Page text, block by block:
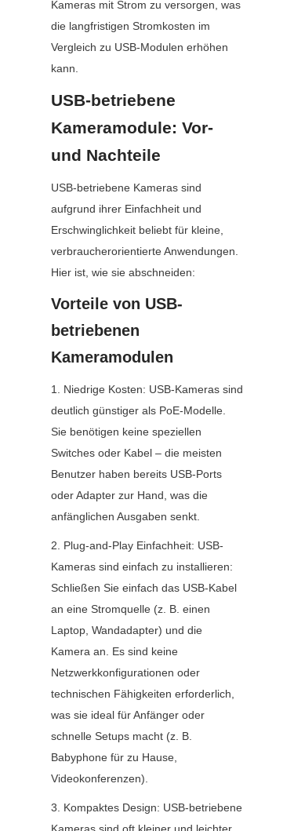
Kameras mit Strom zu versorgen, was
die langfristigen Stromkosten im
Vergleich zu USB-Modulen erhöhen
kann.
USB-betriebene
Kameramodule: Vor-
und Nachteile
USB-betriebene Kameras sind
aufgrund ihrer Einfachheit und
Erschwinglichkeit beliebt für kleine,
verbraucherorientierte Anwendungen.
Hier ist, wie sie abschneiden:
Vorteile von USB-
betriebenen
Kameramodulen
1. Niedrige Kosten: USB-Kameras sind
deutlich günstiger als PoE-Modelle.
Sie benötigen keine speziellen
Switches oder Kabel – die meisten
Benutzer haben bereits USB-Ports
oder Adapter zur Hand, was die
anfänglichen Ausgaben senkt.
2. Plug-and-Play Einfachheit: USB-
Kameras sind einfach zu installieren:
Schließen Sie einfach das USB-Kabel
an eine Stromquelle (z. B. einen
Laptop, Wandadapter) und die
Kamera an. Es sind keine
Netzwerkkonfigurationen oder
technischen Fähigkeiten erforderlich,
was sie ideal für Anfänger oder
schnelle Setups macht (z. B.
Babyphone für zu Hause,
Videokonferenzen).
3. Kompaktes Design: USB-betriebene